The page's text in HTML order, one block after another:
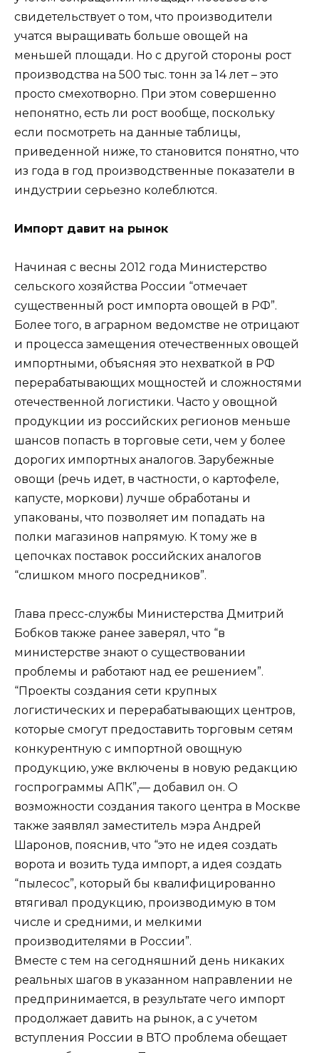
свидетельствует о том, что производители
учатся выращивать больше овощей на
меньшей площади. Но с другой стороны рост
производства на 500 тыс. тонн за 14 лет – это
просто смехотворно. При этом совершенно
непонятно, есть ли рост вообще, поскольку
если посмотреть на данные таблицы,
приведенной ниже, то становится понятно, что
из года в год производственные показатели в
индустрии серьезно колеблются.
Импорт давит на рынок
Начиная с весны 2012 года Министерство
сельского хозяйства России “отмечает
существенный рост импорта овощей в РФ”.
Более того, в аграрном ведомстве не отрицают
и процесса замещения отечественных овощей
импортными, объясняя это нехваткой в РФ
перерабатывающих мощностей и сложностями
отечественной логистики. Часто у овощной
продукции из российских регионов меньше
шансов попасть в торговые сети, чем у более
дорогих импортных аналогов. Зарубежные
овощи (речь идет, в частности, о картофеле,
капусте, моркови) лучше обработаны и
упакованы, что позволяет им попадать на
полки магазинов напрямую. К тому же в
цепочках поставок российских аналогов
“слишком много посредников”.
Глава пресс-службы Министерства Дмитрий
Бобков также ранее заверял, что “в
министерстве знают о существовании
проблемы и работают над ее решением”.
“Проекты создания сети крупных
логистических и перерабатывающих центров,
которые смогут предоставить торговым сетям
конкурентную с импортной овощную
продукцию, уже включены в новую редакцию
госпрограммы АПК”,— добавил он. О
возможности создания такого центра в Москве
также заявлял заместитель мэра Андрей
Шаронов, пояснив, что “это не идея создать
ворота и возить туда импорт, а идея создать
“пылесос”, который бы квалифицированно
втягивал продукцию, производимую в том
числе и средними, и мелкими
производителями в России”.
Вместе с тем на сегодняшний день никаких
реальных шагов в указанном направлении не
предпринимается, в результате чего импорт
продолжает давить на рынок, а с учетом
вступления России в ВТО проблема обещает